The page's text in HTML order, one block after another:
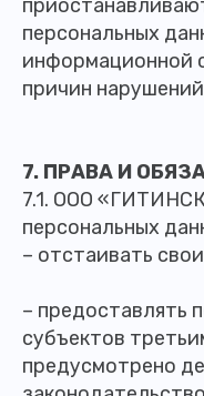
персональных
информационной
причин
7. ПРАВА И
7.1. ООО
персональных
– отстаивать
– предоставлять
субъектов
предусмотрено